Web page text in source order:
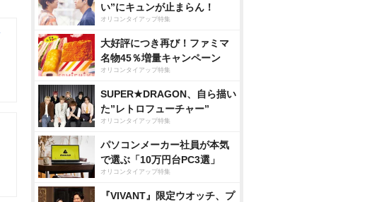
い”にキュンが止まらん！
オリコンタイアップ特集
大好評につき再び！ファミマ
名物45％増量キャンペーン
オリコンタイアップ特集
SUPER★DRAGON、自ら描い
た”レトロフューチャー”
オリコンタイアップ特集
パソコンメーカー社員が本気
で選ぶ「10万円台PC3選」
オリコンタイアップ特集
『VIVANT』限定ウオッチ、プ